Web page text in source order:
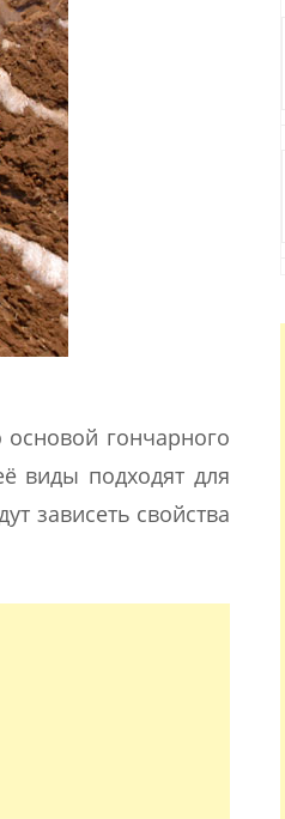
гончарного
виды подходят для
зависеть свойства